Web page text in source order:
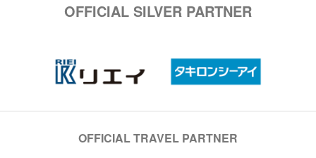
OFFICIAL SILVER PARTNER
OFFICIAL TRAVEL PARTNER